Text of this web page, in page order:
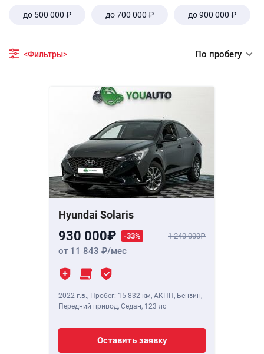
до 500 000 ₽ до 700 000 ₽ до 900 000 ₽
<Фильтры> По пробегу
Hyundai Solaris
930 000 -33% 1 240 000
от 11 843 /мес
2022 г.в., Пробег: 15 832 км, АКПП, Бензин,
Передний привод, Седан, 123 лс
Оставить заявку